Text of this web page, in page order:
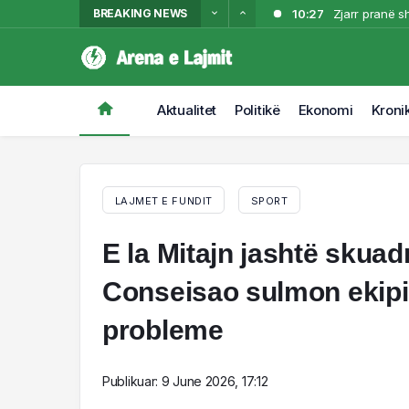
BREAKING NEWS 10:27
Zjarr pranë
Aktualitet Politikë Ekonomi
LAJMET E FUNDIT SPORT
E la Mitajn jashtë
Conseisao sulmon
probleme
Publikuar: 9 June 2026, 17:12